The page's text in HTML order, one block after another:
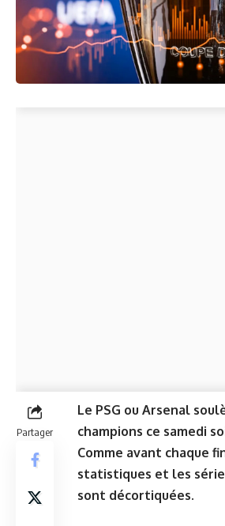
Partager
Le PSG ou Arsenal
champions ce samedi
Comme avant chaque
statistiques et les
sont décortiquées.